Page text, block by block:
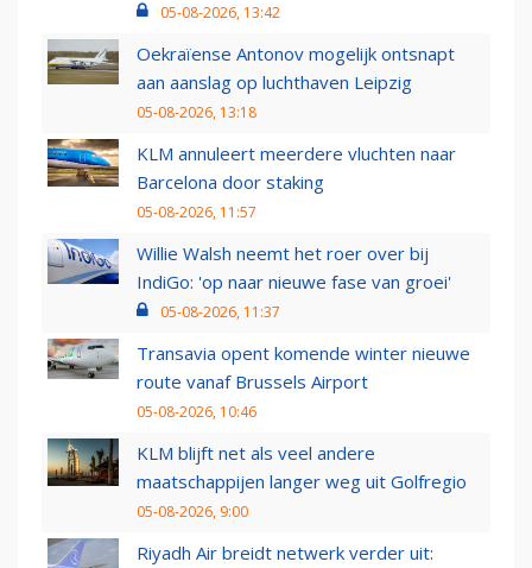
05-08-2026, 13:42
Oekraïense Antonov mogelijk ontsnapt
aan aanslag op luchthaven Leipzig
05-08-2026, 13:18
KLM annuleert meerdere vluchten naar
Barcelona door staking
05-08-2026, 11:57
Willie Walsh neemt het roer over bij
IndiGo: 'op naar nieuwe fase van groei'
05-08-2026, 11:37
Transavia opent komende winter nieuwe
route vanaf Brussels Airport
05-08-2026, 10:46
KLM blijft net als veel andere
maatschappijen langer weg uit Golfregio
05-08-2026, 9:00
Riyadh Air breidt netwerk verder uit: